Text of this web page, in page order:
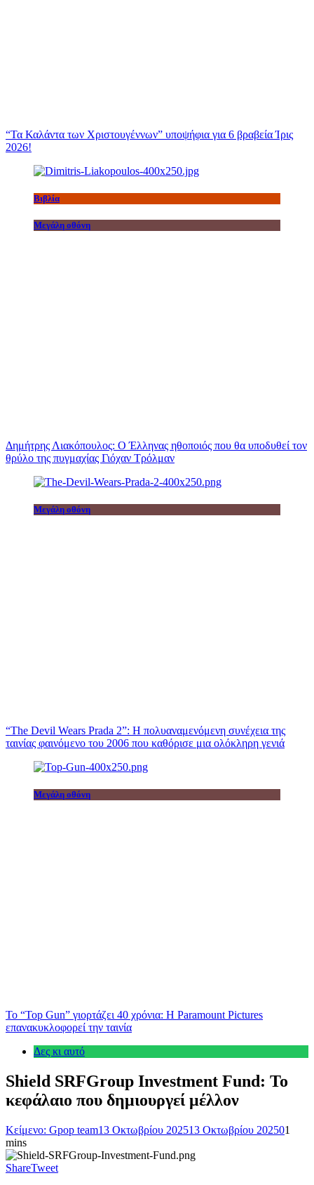
“Τα Καλάντα των Χριστουγέννων” υποψήφια για 6 βραβεία Ίρις
2026!
Βιβλία
Μεγάλη οθόνη
Δημήτρης Λιακόπουλος: Ο Έλληνας ηθοποιός που θα υποδυθεί τον
θρύλο της πυγμαχίας Γιόχαν Τρόλμαν
Μεγάλη οθόνη
“The Devil Wears Prada 2”: Η πολυαναμενόμενη συνέχεια της
ταινίας φαινόμενο του 2006 που καθόρισε μια ολόκληρη γενιά
Μεγάλη οθόνη
Το “Top Gun” γιορτάζει 40 χρόνια: Η Paramount Pictures
επανακυκλοφορεί την ταινία
Δες κι αυτό
Shield SRFGroup Investment Fund: Το
κεφάλαιο που δημιουργεί μέλλον
Κείμενο: Gpop team13 Οκτωβρίου 202513 Οκτωβρίου 202501
mins
ShareTweet